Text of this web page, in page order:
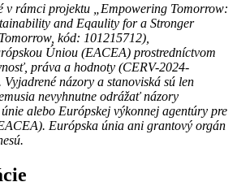
v rámci projektu „Empowering Tomorrow:
and Eqaulity for a Stronger
kód: 101215712),
Úniou (EACEA) prostredníctvom
práva a hodnoty (CERV-2024-
názory a stanoviská sú len
nevyhnutne odrážať názory
alebo Európskej výkonnej agentúry pre
Európska únia ani grantový orgán